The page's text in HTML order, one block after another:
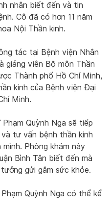
nhân biết đến và tin
Cô đã có hơn 11 năm
Nội Thần kinh.
tác tại Bệnh viện Nhân
giảng viên Bộ môn Thần
Thành phố Hồ Chí Minh,
kinh của Bệnh viện Đại
Minh.
Quỳnh Nga sẽ tiếp
tư vấn bệnh thần kinh
Phòng khám này
Bình Tân biết đến mà
gửi gắm sức khỏe.
Quỳnh Nga có thể kể